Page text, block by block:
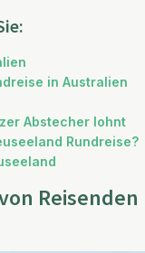
in Australien
Abstecher lohnt
Rundreise?
Reisenden